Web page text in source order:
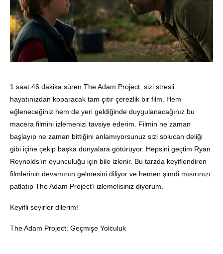
1 saat 46 dakika süren The Adam Project, sizi stresli
hayatınızdan koparacak tam çıtır çerezlik bir film. Hem
eğleneceğiniz hem de yeri geldiğinde duygulanacağınız bu
macera filmini izlemenizi tavsiye ederim. Filmin ne zaman
başlayıp ne zaman bittiğini anlamıyorsunuz sizi solucan deliği
gibi içine çekip başka dünyalara götürüyor. Hepsini geçtim Ryan
Reynolds’ın oyunculuğu için bile izlenir. Bu tarzda keyiflendiren
filmlerinin devamının gelmesini diliyor ve hemen şimdi mısırınızı
patlatıp The Adam Project’i izlemelisiniz diyorum.
Keyifli seyirler dilerim!
The Adam Project: Geçmişe Yolculuk